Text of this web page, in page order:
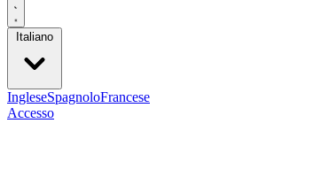
Italiano
IngleseSpagnoloFrancese
Accesso